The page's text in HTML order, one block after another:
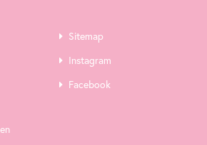
Sitemap
Instagram
Facebook